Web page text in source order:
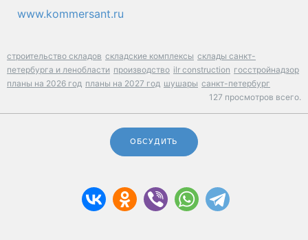
www.kommersant.ru
строительство складов складские комплексы склады санкт-
петербурга и ленобласти производство ilr construction госстройнадзор
планы на 2026 год планы на 2027 год шушары санкт-петербург
127 просмотров всего.
ОБСУДИТЬ